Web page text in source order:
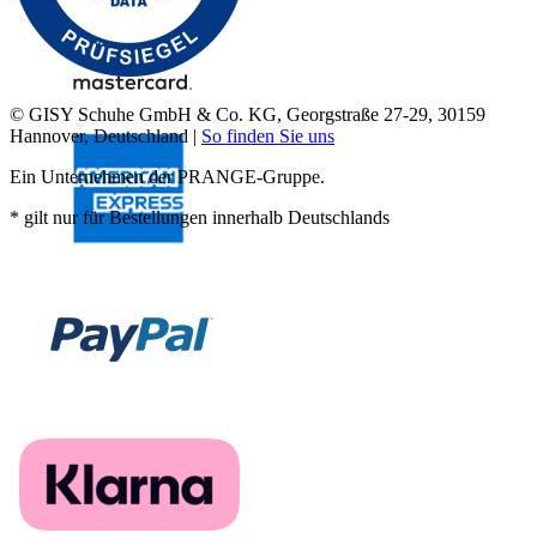
© GISY Schuhe GmbH & Co. KG, Georgstraße 27-29, 30159
Hannover, Deutschland | So finden Sie uns
Ein Unternehmen der PRANGE-Gruppe.
* gilt nur für Bestellungen innerhalb Deutschlands